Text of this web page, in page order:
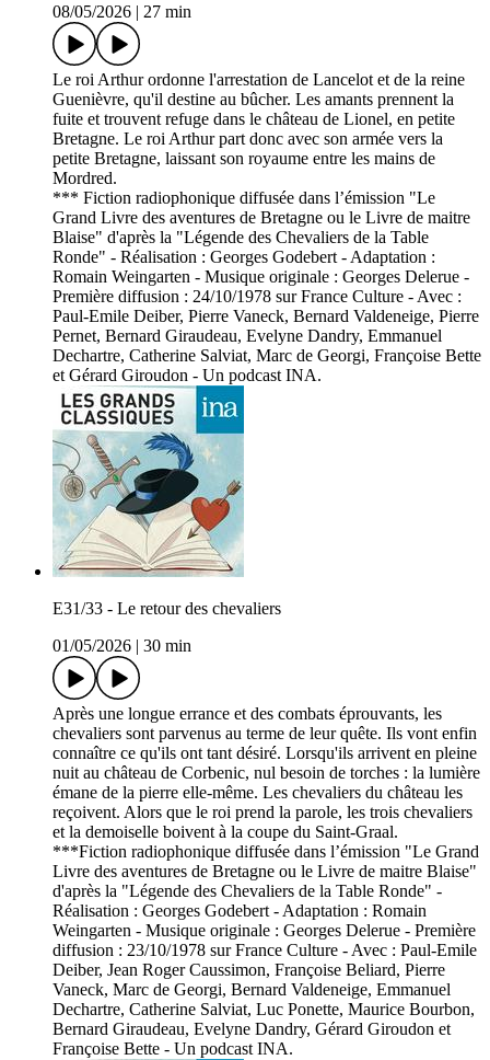
08/05/2026
27 min
Le roi Arthur ordonne l'arrestation de Lancelot et de la reine
Guenièvre, qu'il destine au bûcher. Les amants prennent la
fuite et trouvent refuge dans le château de Lionel, en petite
Bretagne. Le roi Arthur part donc avec son armée vers la
petite Bretagne, laissant son royaume entre les mains de
Mordred.
*** Fiction radiophonique diffusée dans l’émission "Le
Grand Livre des aventures de Bretagne ou le Livre de maitre
Blaise" d'après la "Légende des Chevaliers de la Table
Ronde" - Réalisation : Georges Godebert - Adaptation :
Romain Weingarten - Musique originale : Georges Delerue -
Première diffusion : 24/10/1978 sur France Culture - Avec :
Paul-Emile Deiber, Pierre Vaneck, Bernard Valdeneige, Pierre
Pernet, Bernard Giraudeau, Evelyne Dandry, Emmanuel
Dechartre, Catherine Salviat, Marc de Georgi, Françoise Bette
et Gérard Giroudon - Un podcast INA.
E31/33 - Le retour des chevaliers
01/05/2026
30 min
Après une longue errance et des combats éprouvants, les
chevaliers sont parvenus au terme de leur quête. Ils vont enfin
connaître ce qu'ils ont tant désiré. Lorsqu'ils arrivent en pleine
nuit au château de Corbenic, nul besoin de torches : la lumière
émane de la pierre elle-même. Les chevaliers du château les
reçoivent. Alors que le roi prend la parole, les trois chevaliers
et la demoiselle boivent à la coupe du Saint-Graal.
***Fiction radiophonique diffusée dans l’émission "Le Grand
Livre des aventures de Bretagne ou le Livre de maitre Blaise"
d'après la "Légende des Chevaliers de la Table Ronde" -
Réalisation : Georges Godebert - Adaptation : Romain
Weingarten - Musique originale : Georges Delerue - Première
diffusion : 23/10/1978 sur France Culture - Avec : Paul-Emile
Deiber, Jean Roger Caussimon, Françoise Beliard, Pierre
Vaneck, Marc de Georgi, Bernard Valdeneige, Emmanuel
Dechartre, Catherine Salviat, Luc Ponette, Maurice Bourbon,
Bernard Giraudeau, Evelyne Dandry, Gérard Giroudon et
Françoise Bette - Un podcast INA.